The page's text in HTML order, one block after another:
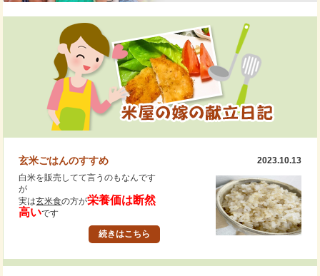
玄米ごはんのすすめ
白米を販売してて言うのもなんです
が
実は玄米食の方が栄養価は断然
高いです
薄々はみなさんご存知ですよね？
だけど食べ方が分からない・・・
当店では
続きはこちら
2023.10.13